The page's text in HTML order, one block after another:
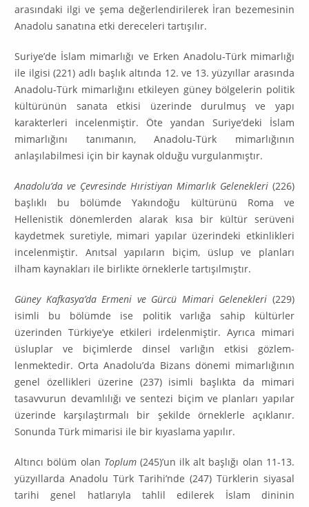
arasındaki ilgi ve şema değerlendirilerek İran beze­mesinin
Anadolu sanatına etki dereceleri tartışılır.
Suriye’de İslam mimarlığı ve Erken Anadolu-Türk mimarlığı
ile ilgisi (221) adlı başlık altında 12. ve 13. yüzyıllar arasında
Anadolu-Türk mimarlığını etki­leyen güney bölgelerin politik
kültürünün sanata etkisi üzerinde durulmuş ve yapı
karakterleri incelenmiştir. Öte yandan Suriye’deki İslam
mimarlığını tanımanın, Anadolu-Türk mimarlığının
anlaşılabilmesi için bir kaynak olduğu vurgulanmıştır.
Anadolu’da ve Çevresinde Hıristiyan Mimarlık Gelenekleri(226)
başlıklı bu bölümde Yakındoğu kültürünü Roma ve
Hellenistik dönemlerden alarak kısa bir kültür serüveni
kaydetmek suretiyle, mimari yapılar üzerindeki etkinlikleri
incelenmiştir. Anıtsal yapıların biçim, üslup ve planları
ilham kaynakları ile birlikte örneklerle tartışılmıştır.
Güney Kafkasya’da Ermeni ve Gürcü Mimari Gelenekleri (229)
isimli bu bölümde ise politik varlığa sahip kültürler
üzerinden Türkiye’ye etkileri irde­len­miştir. Ayrıca mimari
üsluplar ve biçimlerde dinsel varlığın etkisi gözlem­
lenmektedir. Orta Anadolu’da Bizans dönemi mimarlığının
genel özellikleri üzerine (237) isimli başlıkta da mimari
tasavvurun devamlılığı ve sentezi biçim ve planları yapılar
üzerinde karşılaştırmalı bir şekilde örneklerle açıkla­nır.
Sonunda Türk mimarisi ile bir kıyaslama yapılır.
Altıncı bölüm olan Toplum(245)’un ilk alt başlığı olan 11-13.
yüzyıllarda Anadolu Türk Tarihiʼnde (247) Türklerin siyasal
tarihi genel hatlarıyla tahlil edilerek İslam dininin